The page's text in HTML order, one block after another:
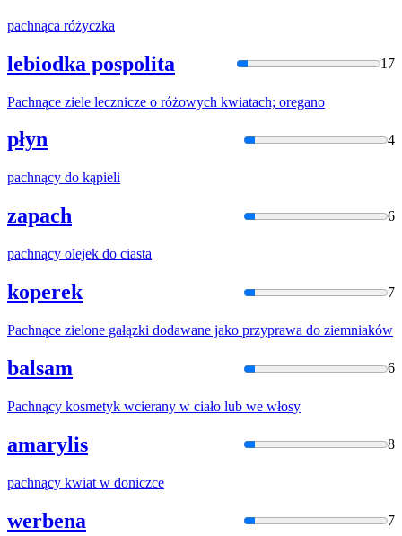
pachnąca różyczka
lebiodka pospolita 17
Pachnące ziele lecznicze o różowych kwiatach; oregano
płyn 4
pachnący do kąpieli
zapach 6
pachnący olejek do ciasta
koperek 7
Pachnące zielone gałązki dodawane jako przyprawa do ziemniaków
balsam 6
Pachnący kosmetyk wcierany w ciało lub we włosy
amarylis 8
pachnący kwiat w doniczce
werbena 7